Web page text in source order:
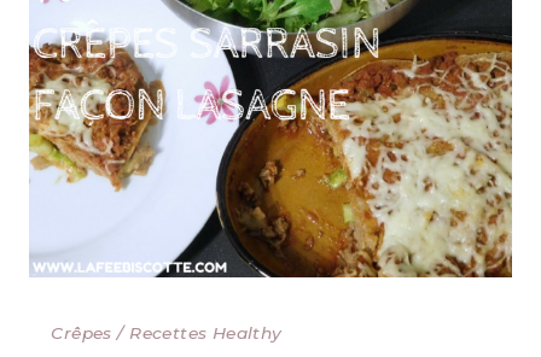
Crêpes / Recettes Healthy